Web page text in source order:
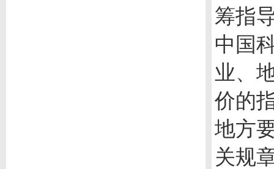
筹指
中国
业、
价的
地方
关规